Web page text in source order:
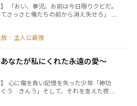
だ。
さっさと俺たちの前から消え失せろ」
物持ちの拳児はリーダーの草薙数馬にそう
探索者パーティー【疾風迅雷】からのク
う。 拳児がクビにされた理由
薙数馬が確信したからだ。 そうなる
】は顔出しで探索配信活動をすることに
草薙数馬は身元不明で記憶喪失だった拳児
自分たちの今後の活動に支障が出ると考
撤回するよ
/ 主人公最強
なたが私にくれた永遠の愛～
功
う きんう」そして、それを支えた夜叉